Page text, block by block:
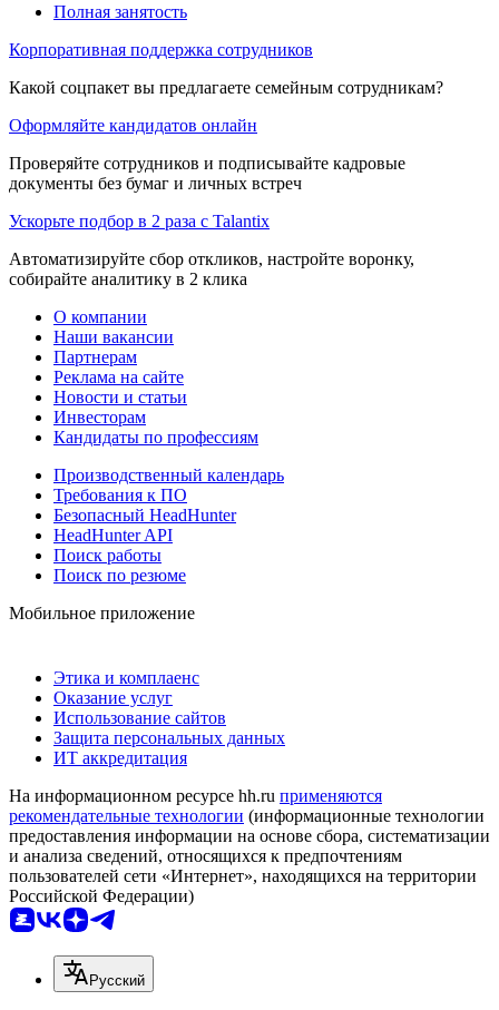
Полная занятость
Корпоративная поддержка сотрудников
Какой соцпакет вы предлагаете семейным сотрудникам?
Оформляйте кандидатов онлайн
Проверяйте сотрудников и подписывайте кадровые
документы без бумаг и личных встреч
Ускорьте подбор в 2 раза с Talantix
Автоматизируйте сбор откликов, настройте воронку,
собирайте аналитику в 2 клика
О компании
Наши вакансии
Партнерам
Реклама на сайте
Новости и статьи
Инвесторам
Кандидаты по профессиям
Производственный календарь
Требования к ПО
Безопасный HeadHunter
HeadHunter API
Поиск работы
Поиск по резюме
Мобильное приложение
Этика и комплаенс
Оказание услуг
Использование сайтов
Защита персональных данных
ИТ аккредитация
На информационном ресурсе hh.ru применяются
рекомендательные технологии (информационные технологии
предоставления информации на основе сбора, систематизации
и анализа сведений, относящихся к предпочтениям
пользователей сети «Интернет», находящихся на территории
Российской Федерации)
Русский